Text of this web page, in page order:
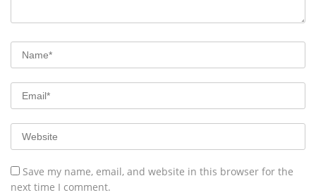
Save my name, email, and website in this browser for the
next time I comment.